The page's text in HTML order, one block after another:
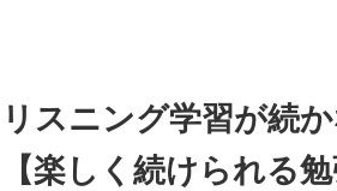
リスニング学習が続
【楽しく続けられる